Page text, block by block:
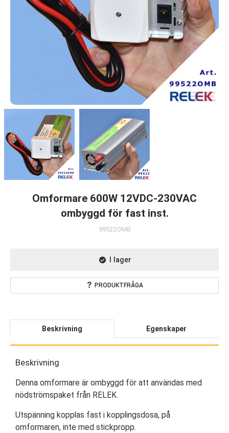
Omformare 600W 12VDC-230VAC
ombyggd för fast inst.
99522OMB
I lager
PRODUKTFRÅGA
Beskrivning Egenskaper
Beskrivning
Denna omformare är ombyggd för att användas med
nödströmspaket från RELEK.
Utspänning kopplas fast i kopplingsdosa, på
omformaren, inte med stickpropp.